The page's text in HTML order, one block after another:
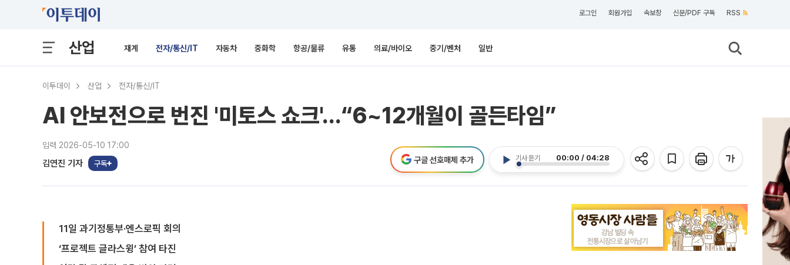
로그인 회원가입 속보창 신문/PDF 구독 RSS
산업 재계 전자/통신/IT 자동차 중화학 항공/물류 유통 의료/바이오 중기/벤처 일반
이투데이 산업 전자/통신/IT
AI 안보전으로 번진 '미토스 쇼크'…“6~12개월이 골든타임”
입력 2026-05-10 17:00
김연진 기자 구독
기사 듣기 00:00 / 04:28
구글 선호매체 추가
11일 과기정통부·엔스로픽 회의
‘프로젝트 글라스윙’ 참여 타진